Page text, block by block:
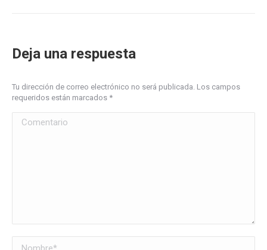
Deja una respuesta
Tu dirección de correo electrónico no será publicada. Los campos
requeridos están marcados *
Comentario
Nombre *